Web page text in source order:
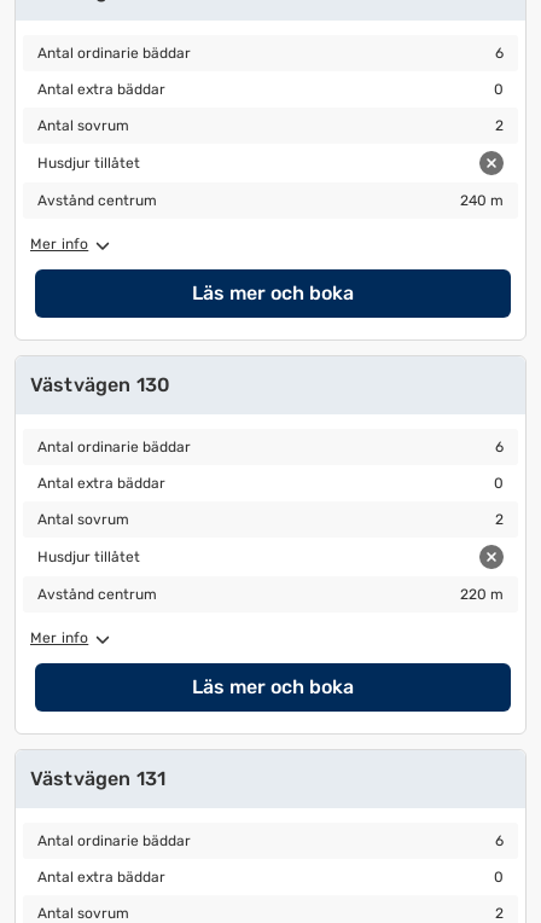
Antal ordinarie bäddar
Antal ordinarie bäddar 6
Antal extra bäddar
Antal extra bäddar 0
Antal sovrum
Antal sovrum 2
Husdjur tillåtet
Husdjur tillåtet
Avstånd centrum
Avstånd centrum 240 m
Mer info
Läs mer och boka
Västvägen 130
Antal ordinarie bäddar
Antal ordinarie bäddar 6
Antal extra bäddar
Antal extra bäddar 0
Antal sovrum
Antal sovrum 2
Husdjur tillåtet
Husdjur tillåtet
Avstånd centrum
Avstånd centrum 220 m
Mer info
Läs mer och boka
Västvägen 131
Antal ordinarie bäddar
Antal ordinarie bäddar 6
Antal extra bäddar
Antal extra bäddar 0
Antal sovrum
Antal sovrum 2